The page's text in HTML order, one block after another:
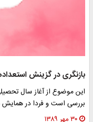
بازنگری در گزینش
این موضوع از آغاز سال
بررسی است و فردا در همایش
۳۰ مهر ۱۳۸۹